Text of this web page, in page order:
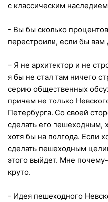
с классическим
- Вы бы сколько
перестроили, если бы вам
– Я не архитектор и не
я бы не стал там ничего
серию общественных
причем не только
Петербурга. Со своей
сделать его пешеходным,
хотя бы на полгода. Если
сделать пешеходным
этого выйдет. Мне
круто.
- Идея пешеходного